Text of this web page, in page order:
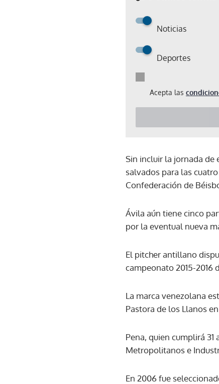
Noticias
Deportes
Acepta las
Sin incluir la jornada de
salvados para las
Confederación de
Ávila aún tiene cinco
por la eventual nueva
El pitcher antillano
campeonato 2015-2016
La marca venezolana
Pastora de los Llanos
Pena, quien cumplirá
Metropolitanos e
En 2006 fue